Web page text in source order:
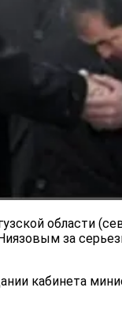
области
за
кабинета